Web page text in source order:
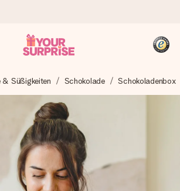
Geschenk sorgfältig vor und schicken es
du es genau zum richtigen Zeitpunkt
wenn es am meisten zählt.
auf +15.000 Bewertungen)
begeistern. Kunden bewerten uns mit
(Gesamtergebnis aller Länder, in
& Süßigkeiten Schokolade Schokoladenbox